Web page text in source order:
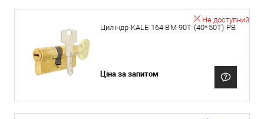
Циліндр KALE 164 BM 90T (40*50T) PB
Не доступний
Ціна за запитом